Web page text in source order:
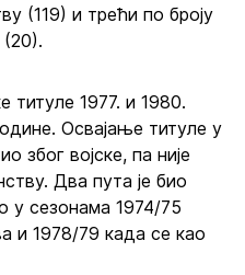
(119) и трећи по броју
титуле 1977. и 1980.
Освајање титуле у
због војске, па није
Два пута је био
у сезонама 1974/75
и 1978/79 када се као